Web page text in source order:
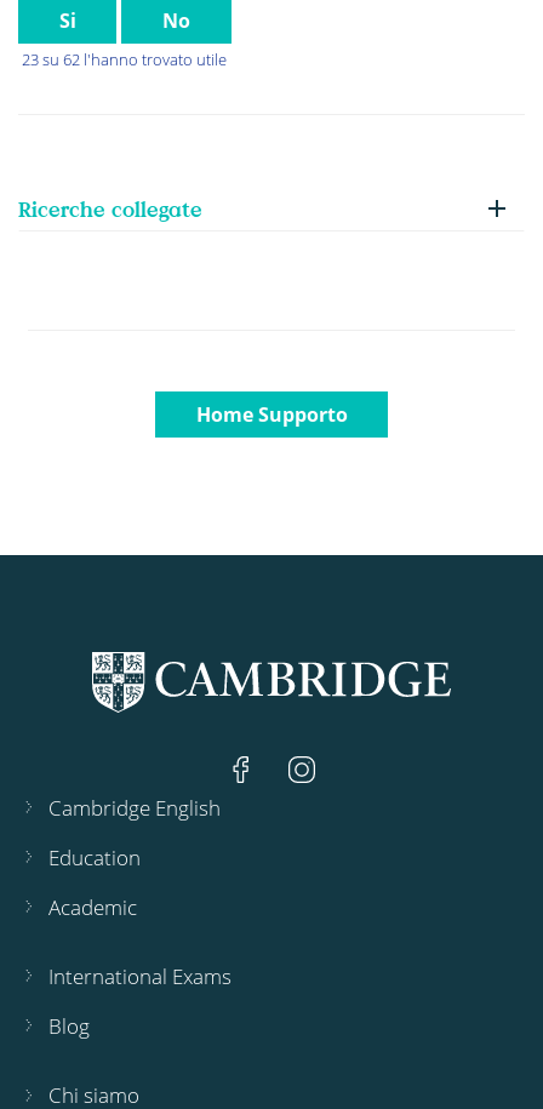
Si No
23 su 62 l'hanno trovato utile
Ricerche collegate
Home Supporto
Cambridge English
Education
Academic
International Exams
Blog
Chi siamo